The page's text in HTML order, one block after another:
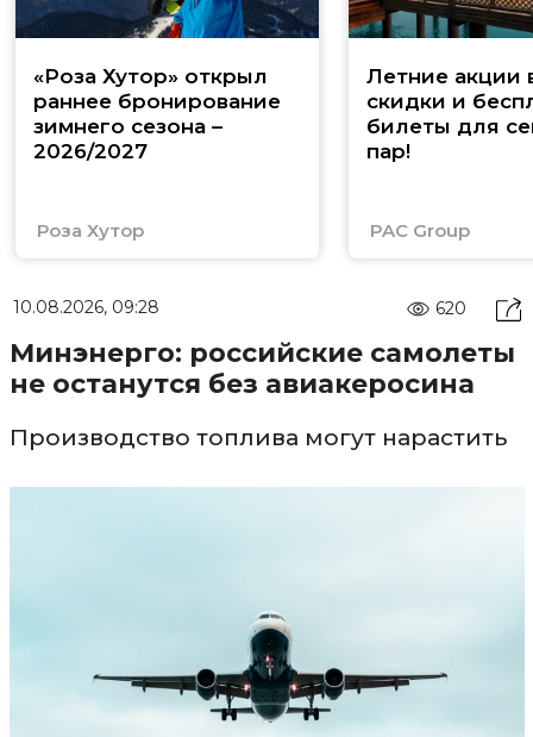
«Роза Хутор» открыл
раннее бронирование
зимнего сезона –
2026/2027
Роза Хутор
Летние акции
скидки и
билеты для
пар!
PAC Group
10.08.2026, 09:28 620
Минэнерго: российские самолеты
не останутся без авиакеросина
Производство топлива могут нарастить